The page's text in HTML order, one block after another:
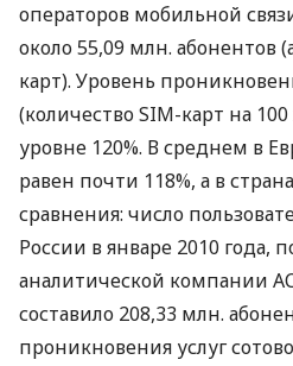
операторов мобильной
около 55,09 млн. абонентов
карт). Уровень
(количество SIM-карт на
уровне 120%. В среднем в
равен почти 118%, а в
сравнения: число
России в январе 2010 года,
аналитической компании
составило 208,33 млн.
проникновения услуг